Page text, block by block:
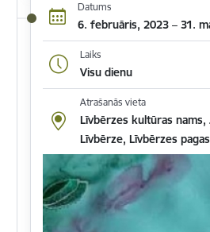
Datums
6. februāris, 2023 – 31.
Laiks
Visu dienu
Atrašanās vieta
Līvbērzes kultūras nams,
Līvbērze, Līvbērzes